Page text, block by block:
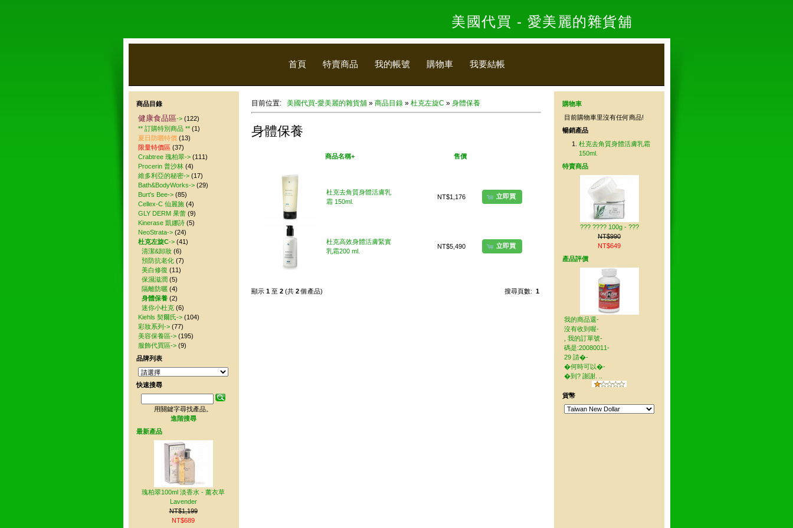
首頁 特賣商品 我的帳號 購物車 我要結帳
目前位置: 美國代買-愛美麗的雜貨舖 » 商品目錄 » 杜克左旋C » 身體保養
身體保養
商品名稱+ 售價
杜克去角質身體活膚乳
霜 150ml.
NT$1,176 立即買
杜克高效身體活膚緊實
乳霜200 ml.
NT$5,490 立即買
搜尋頁數: 1
顯示 1 至 2 (共 2個產品)
商品目錄
健康食品區-> (122)
** 訂購特別商品 ** (1)
夏日防曬特價 (13)
限量特價區 (37)
Crabtree 瑰柏翠-> (111)
Procerin 普沙林 (4)
維多利亞的秘密-> (17)
Bath&BodyWorks-> (29)
Burt's Bee-> (85)
Cellex-C 仙麗施 (4)
GLY DERM 果蕾 (9)
Kinerase 凱娜詩 (5)
NeoStrata-> (24)
杜克左旋C-> (41)
清潔&卸妝 (6)
預防抗老化 (7)
美白修復 (11)
保濕滋潤 (5)
隔離防曬 (4)
身體保養 (2)
迷你小杜克 (6)
Kiehls 契爾氏-> (104)
彩妝系列-> (77)
美容保養區-> (195)
服飾代買區-> (9)
品牌列表
快速搜尋
用關鍵字尋找產品。
進階搜尋
最新產品
瑰柏翠100ml 淡香水 - 薰衣草
Lavender
NT$1,199
NT$689
購物車
目前購物車里沒有任何商品!
暢銷產品
杜克去角質身體活膚乳霜
150ml.
特賣商品
??? ???? 100g - ???
NT$990
NT$649
產品評價
我的商品還-
沒有收到喔-
, 我的訂單號-
碼是:20080011-
29 請�-
�何時可以�-
�到? 謝謝. ..
貨幣
美國代買 - 愛美麗的雜貨舖